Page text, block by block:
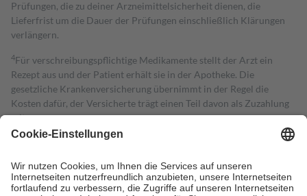
Prüfungen, die zu deiner Arzneimittelsicherheit dienen, die
Lieferfrist um die Dauer der Prüfungen einschließlich Klärungen
verlängern.
4Für verschreibungspflichtige Medikamente stellt der Arzt ein
Rezept aus und der Patient erhält sie in der Apotheke. Die
gesetzliche Krankenversicherung übernimmt in der Regel die
Kosten dafür, der Versicherte trägt einen Teil davon als Zuzahlung
mit.
Grundsätzlich leisten Mitglieder Zuzahlungen in Höhe von zehn
höchstens zehn Euro.
Es sind jedoch nie mehr als die tatsächlichen
Kosten der Leistung zu entrichten.
Diese Regeln gelten grundsätzlich auch für Online-Apotheken.